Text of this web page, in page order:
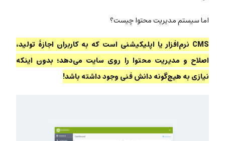
اما سیستم مدیریت محتوا چیست؟
CMS نرم‌افزار یا اپلیکیشنی است که به کاربران اجازۀ تولید،
اصلاح و مدیریت محتوا را روی سایت می‌دهد؛ بدون اینکه
نیازی به هیچ‌گونه دانش فنی وجود داشته باشد!